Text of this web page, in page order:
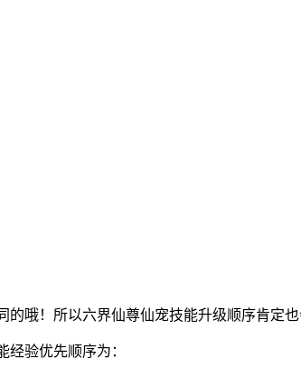
哦！所以六界仙尊仙宠技能升级顺序肯定
验优先顺序为：